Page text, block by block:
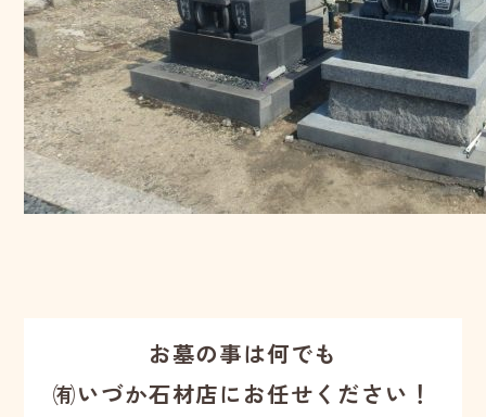
お墓の事は何でも
㈲いづか石材店にお任せください！